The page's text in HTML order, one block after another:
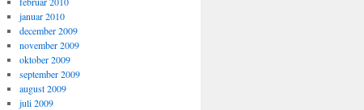
januar 2010
december 2009
november 2009
oktober 2009
september 2009
august 2009
juli 2009